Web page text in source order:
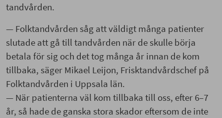
tandvården.
— Folktandvården såg att väldigt många patienter
slutade att gå till tandvården när de skulle börja
betala för sig och det tog många år innan de kom
tillbaka, säger Mikael Leijon, Frisktandvårdschef på
Folktandvården i Uppsala län.
— När patienterna väl kom tillbaka till oss, efter 6–7
år, så hade de ganska stora skador eftersom de inte